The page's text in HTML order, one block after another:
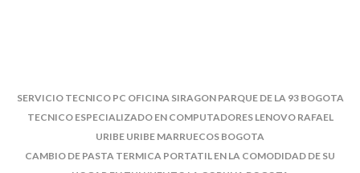
SERVICIO TECNICO PC OFICINA SIRAGON PARQUE DE LA 93 BOGOTA
TECNICO ESPECIALIZADO EN COMPUTADORES LENOVO RAFAEL
URIBE URIBE MARRUECOS BOGOTA
CAMBIO DE PASTA TERMICA PORTATIL EN LA COMODIDAD DE SU